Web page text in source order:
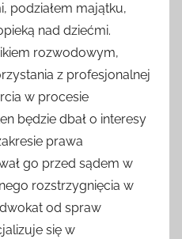
podziałem majątku,
nad dziećmi.
rozwodowym,
z profesjonalnej
w procesie
będzie dbał o interesy
prawa
go przed sądem w
rozstrzygnięcia w
od spraw
się w